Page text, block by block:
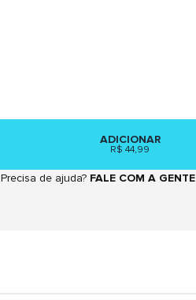
ADICIONAR
R$ 44,99
Precisa de ajuda? FALE COM A GENTE